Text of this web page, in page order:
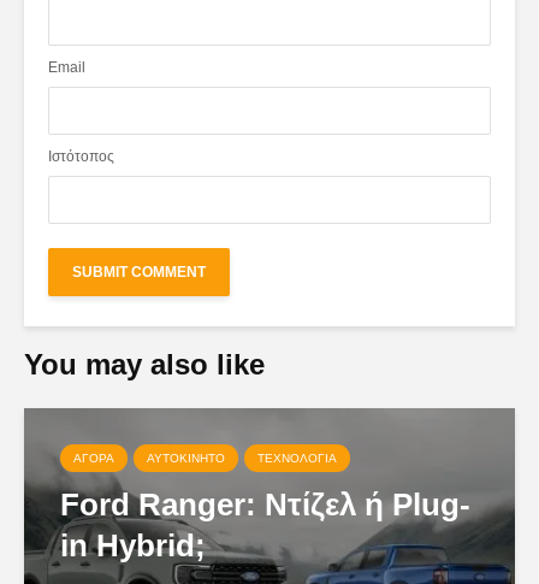
Email
Ιστότοπος
You may also like
ΑΓΟΡΆ ΑΥΤΟΚΊΝΗΤΟ ΤΕΧΝΟΛΟΓΊΑ
Ford Ranger: Ντίζελ ή Plug-
in Hybrid;